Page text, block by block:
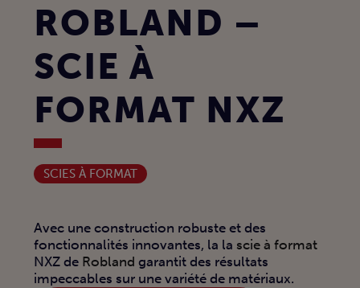
ROBLAND –
SCIE À
FORMAT NXZ
SCIES À FORMAT
Avec une construction robuste et des
fonctionnalités innovantes, la la scie à format
NXZ de Robland garantit des résultats
impeccables sur une variété de matériaux.